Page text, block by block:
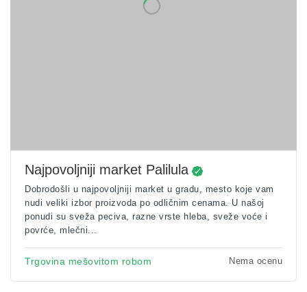
Najpovoljniji market Palilula
Dobrodošli u najpovoljniji market u gradu, mesto koje vam
nudi veliki izbor proizvoda po odličnim cenama. U našoj
ponudi su sveža peciva, razne vrste hleba, sveže voće i
povrće, mlečni...
Trgovina mešovitom robom Nema ocenu